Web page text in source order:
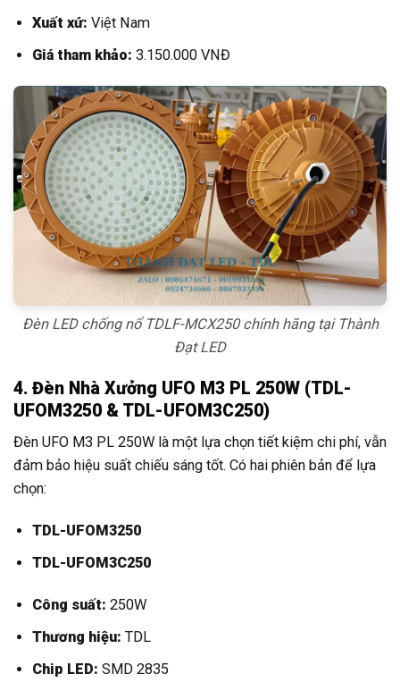
Xuất xứ: Việt Nam
Giá tham khảo: 3.150.000 VNĐ
Đèn LED chống nổ TDLF-MCX250 chính hãng tại Thành
Đạt LED
4. Đèn Nhà Xưởng UFO M3 PL 250W (TDL-
UFOM3250 & TDL-UFOM3C250)
Đèn UFO M3 PL 250W là một lựa chọn tiết kiệm chi phí, vẫn
đảm bảo hiệu suất chiếu sáng tốt. Có hai phiên bản để lựa
chọn:
TDL-UFOM3250
TDL-UFOM3C250
Công suất: 250W
Thương hiệu: TDL
Chip LED: SMD 2835